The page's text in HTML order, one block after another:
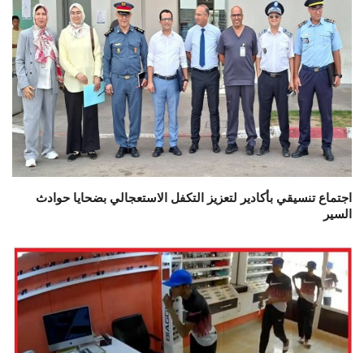
اجتماع تنسيقي بأكادير لتعزيز التكفل الاستعجالي بضحايا حوادث
السير